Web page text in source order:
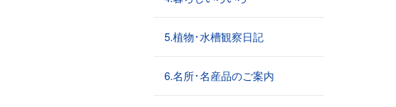
5.植物･水槽観察日記
6.名所･名産品のご案内